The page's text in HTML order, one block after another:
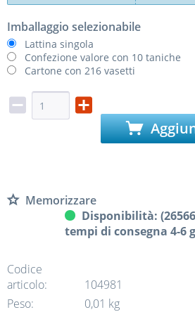
Imballaggio selezionabile
Lattina singola
Confezione valore con 10 taniche
Cartone con 216 vasetti
Memorizzare
Disponibilità:
tempi di consegna 4-6
Codice
articolo:
104981
Peso:
0,01 kg